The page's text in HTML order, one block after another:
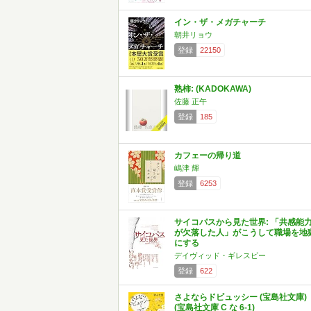
イン・ザ・メガチャーチ
朝井リョウ
登録
22150
熟柿: (KADOKAWA)
佐藤 正午
登録
185
カフェーの帰り道
嶋津 輝
登録
6253
サイコパスから見た世界: 「共感能力
が欠落した人」がこうして職場を地
にする
デイヴィッド・ギレスピー
登録
622
さよならドビュッシー (宝島社文庫)
(宝島社文庫 C な 6-1)